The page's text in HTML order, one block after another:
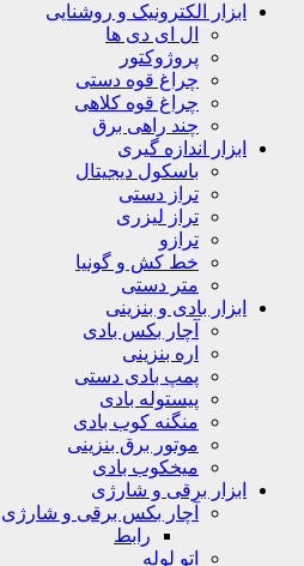
ابزار الکترونیک و روشنایی
ال ای دی ها
پروژوکتور
چراغ قوه دستی
چراغ قوه کلاهی
چند راهی برق
ابزار اندازه گیری
باسکول دیجیتال
تراز دستی
تراز لیزری
ترازو
خط کش و گونیا
متر دستی
ابزار بادی و بنزینی
آچار بکس بادی
اره بنزینی
پمپ بادی دستی
پیستوله بادی
منگنه کوب بادی
موتور برق بنزینی
میخکوب بادی
ابزار برقی و شارژی
آچار بکس برقی و شارژی
رابط
اتو لوله